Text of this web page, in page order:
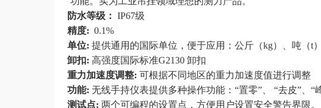
防水等级： IP67级
精度: 0.1%
单位: 提供通用的国际单位，便于应用：公斤（kg）、吨（t
卸扣: 高强度国际标准G2130 卸扣
重力加速度调整: 可根据不同地区的重力加速度值进行调整
功能: 无线手持仪表提供多种操作功能：“置零”、 “去皮”、“
测试点: 两个可编程的设置点，方便用户设置安全警告界限。